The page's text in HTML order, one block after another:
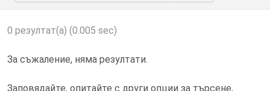
0 резултат(а) (0.005 sec)
За съжаление, няма резултати.
Заповядайте, опитайте с други опции за търсене,